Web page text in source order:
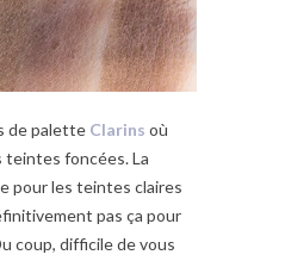
de palette Clarins où
teintes foncées. La
pour les teintes claires
pas ça pour
coup, difficile de vous